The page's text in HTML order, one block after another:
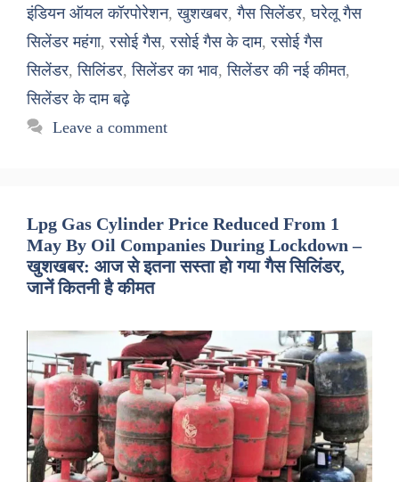
इंडियन ऑयल कॉरपोरेशन,खुशखबर,गैस सिलेंडर,घरेलू गैस
सिलेंडर महंगा,रसोई गैस,रसोई गैस के दाम,रसोई गैस
सिलेंडर,सिलिंडर,सिलेंडर का भाव,सिलेंडर की नई कीमत,
सिलेंडर के दाम बढ़े
Leave a comment
Lpg Gas Cylinder Price Reduced From 1
May By Oil Companies During Lockdown –
खुशखबर: आज से इतना सस्ता हो गया गैस सिलिंडर,
जानें कितनी है कीमत